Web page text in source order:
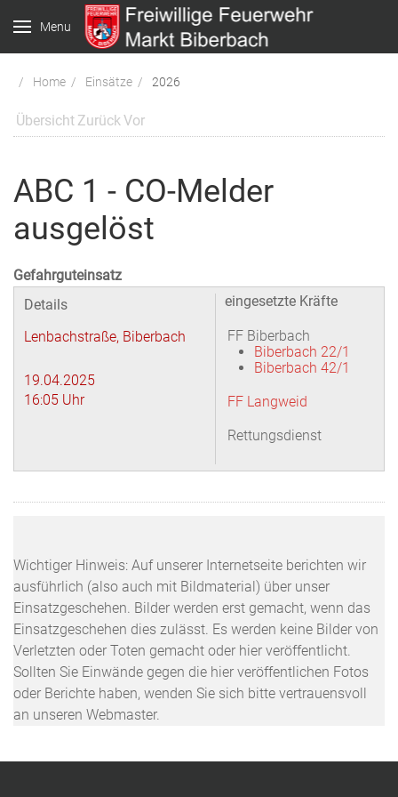
Menu
Home Einsätze 2026
Übersicht ZurückVor
ABC 1 - CO-Melder
ausgelöst
Gefahrguteinsatz
Details
Lenbachstraße, Biberbach
19.04.2025
16:05 Uhr
eingesetzte Kräfte
FF Biberbach
Biberbach 22/1
Biberbach 42/1
FF Langweid
Rettungsdienst
Wichtiger Hinweis: Auf unserer Internetseite berichten wir
ausführlich (also auch mit Bildmaterial) über unser
Einsatzgeschehen. Bilder werden erst gemacht, wenn das
Einsatzgeschehen dies zulässt. Es werden keine Bilder von
Verletzten oder Toten gemacht oder hier veröffentlicht.
Sollten Sie Einwände gegen die hier veröffentlichen Fotos
oder Berichte haben, wenden Sie sich bitte vertrauensvoll
an unseren Webmaster.